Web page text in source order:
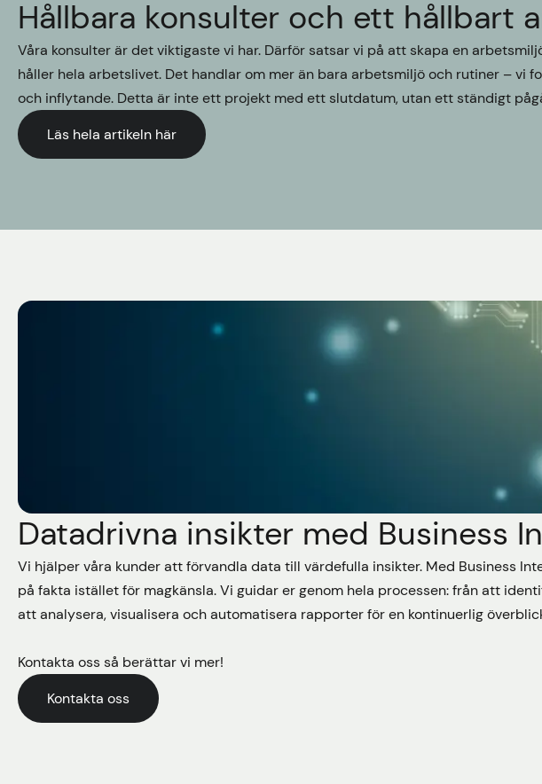
Hållbara konsulter och ett hållbart
Våra konsulter är det viktigaste vi har. Därför satsar vi på att skapa en
håller hela arbetslivet. Det handlar om mer än bara arbetsmiljö och rutiner – vi
och inflytande. Detta är inte ett projekt med ett slutdatum, utan ett ständigt
Läs hela artikeln här
Datadrivna insikter med Business
Vi hjälper våra kunder att förvandla data till värdefulla insikter. Med Business
på fakta istället för magkänsla. Vi guidar er genom hela processen: från att
att analysera, visualisera och automatisera rapporter för en kontinuerlig
Kontakta oss